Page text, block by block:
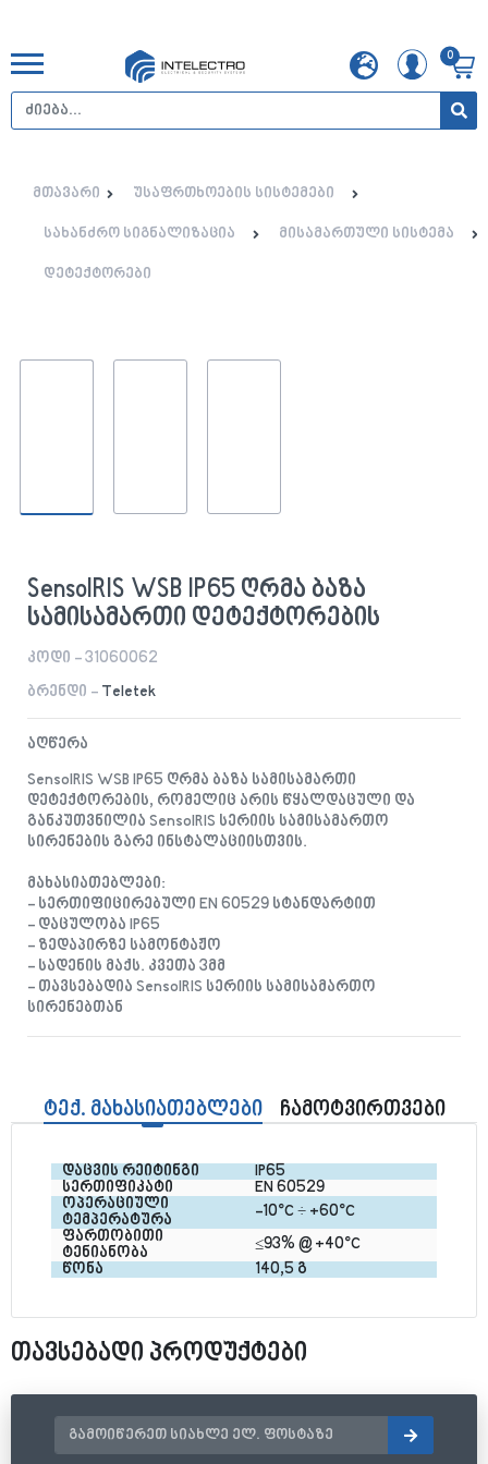
0
მთავარი უსაფრთხოების სისტემები
სახანძრო სიგნალიზაცია მისამართული სისტემა
დეტექტორები
SensoIRIS WSB IP65 ღრმა ბაზა
სამისამართი დეტექტორების
კოდი - 31060062
ბრენდი - Teletek
აღწერა
SensoIRIS WSB IP65 ღრმა ბაზა სამისამართი
დეტექტორების, რომელიც არის წყალდაცული და
განკუთვნილია SensoIRIS სერიის სამისამართო
სირენების გარე ინსტალაციისთვის.
მახასიათებლები:
- სერთიფიცირებული EN 60529 სტანდარტით
- დაცულობა IP65
- ზედაპირზე სამონტაჟო
- სადენის მაქს. კვეთა 3მმ
- თავსებადია SensoIRIS სერიის სამისამართო
სირენებთან
ტექ. მახასიათებლები ჩამოტვირთვები
დაცვის რეიტინგი IP65
სერთიფიკატი EN 60529
ოპერაციული
ტემპერატურა
-10°C ÷ +60°C
ფართობითი
ტენიანობა
≤93% @ +40°C
წონა
140,5 გ
თავსებადი პროდუქტები